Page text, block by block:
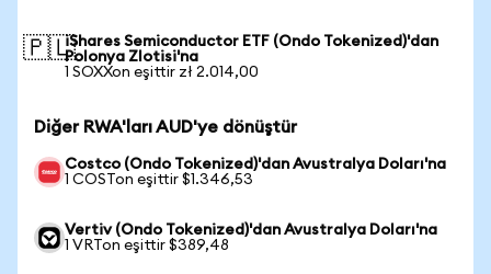
🇵🇱iShares Semiconductor ETF (Ondo Tokenized)'dan
Polonya Zlotisi'na
1 SOXXon eşittir zł 2.014,00
Diğer RWA'ları AUD'ye dönüştür
Costco (Ondo Tokenized)'dan Avustralya Doları'na
1 COSTon eşittir $1.346,53
Vertiv (Ondo Tokenized)'dan Avustralya Doları'na
1 VRTon eşittir $389,48